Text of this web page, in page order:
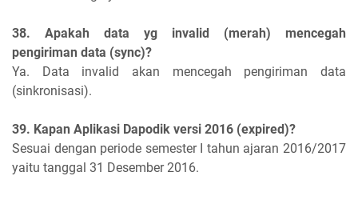
38. Apakah data yg invalid (merah) mencegah
pengiriman data (sync)?
Ya. Data invalid akan mencegah pengiriman data
(sinkronisasi).
39. Kapan Aplikasi Dapodik versi 2016 (expired)?
Sesuai dengan periode semester I tahun ajaran 2016/2017
yaitu tanggal 31 Desember 2016.